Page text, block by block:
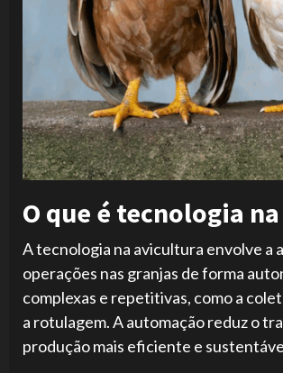
O que é tecnologia
A tecnologia na avicultura envolve a
operações nas granjas de forma
complexas e repetitivas, como a
a rotulagem. A automação reduz o
produção mais eficiente e